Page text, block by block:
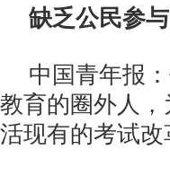
缺乏公民参
中国青年报
教育的圈外人
活现有的考试改